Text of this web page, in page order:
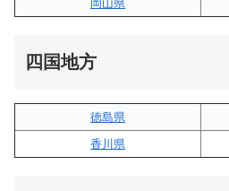
岡山県
四国地方
徳島県
香川県